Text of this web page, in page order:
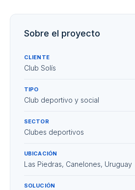
Sobre el proyecto
CLIENTE
Club Solís
TIPO
Club deportivo y social
SECTOR
Clubes deportivos
UBICACIÓN
Las Piedras, Canelones, Uruguay
SOLUCIÓN